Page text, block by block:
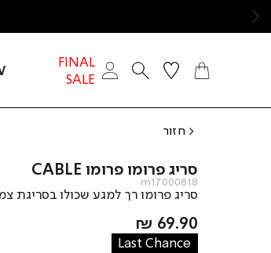
FINAL
SALE
חזור
סריג פרומו פרומו CABLE
m17000818
סריג פרומו רך למגע שכולו בסריגת
מחיר
מוצר
69.90 ₪
Last Chance